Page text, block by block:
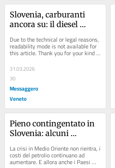
Slovenia, carburanti
ancora su: il diesel
centesimi
Due to the technical or legal reasons,
readability mode is not available for
this article. Thank you for your kind
31.03.2026
30
Messaggero
Veneto
Pieno contingentato in
Slovenia: alcuni
tetto ai rifornimenti
La crisi in Medio Oriente non rientra, i
costi del petrolio continuano ad
aumentare. E allora anche i Paesi